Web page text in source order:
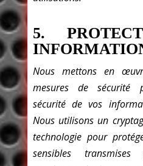
5.
Nous mettons en
mesures de sécurité
sécurité de vos
Nous utilisons un
technologie pour
sensibles